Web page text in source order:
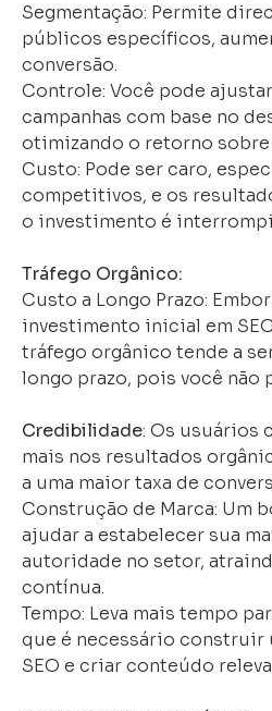
Segmentação: Permite
públicos específicos,
conversão.
Controle: Você pode
campanhas com base no
otimizando o retorno sobre
Custo: Pode ser caro,
competitivos, e os
o investimento é
Tráfego Orgânico:
Custo a Longo Prazo:
investimento inicial em
tráfego orgânico tende a
longo prazo, pois você não
Credibilidade: Os usuários
mais nos resultados
a uma maior taxa de
Construção de Marca: Um
ajudar a estabelecer sua
autoridade no setor,
contínua.
Tempo: Leva mais tempo
que é necessário construir
SEO e criar conteúdo